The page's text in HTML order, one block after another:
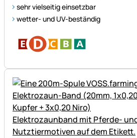
sehr vielseitig einsetzbar
wetter- und UV-beständig